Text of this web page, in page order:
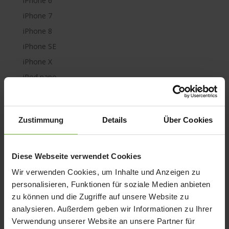
Zustimmung Details Über Cookies
Diese Webseite verwendet Cookies
Wir verwenden Cookies, um Inhalte und Anzeigen zu
personalisieren, Funktionen für soziale Medien anbieten
zu können und die Zugriffe auf unsere Website zu
analysieren. Außerdem geben wir Informationen zu Ihrer
Verwendung unserer Website an unsere Partner für
iPhone 7
iPhone 8
iPhone SE
iPhone X
iPod nano
iPod touch
Kabel & Adapter
Kopfhörer
LaCie Rugged
Lightning
Mac mini
Mac Pro
Mac Studio